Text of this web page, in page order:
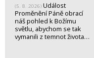
(5. 8. 2026) Událost
Proměnění Páně obrací
náš pohled k Božímu
světlu, abychom se tak
vymanili z temnot života…